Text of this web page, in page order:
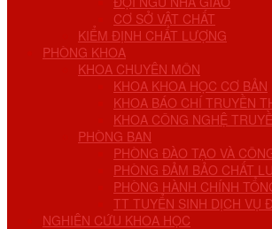
CƠ SỞ VẬT CHẤT
KIỂM ĐỊNH CHẤT LƯỢNG
PHÒNG KHOA
KHOA CHUYÊN MÔN
KHOA KHOA HỌC CƠ BẢN
KHOA BÁO CHÍ TRUYỀN
KHOA CÔNG NGHỆ
PHÒNG BAN
PHÒNG ĐÀO TẠO VÀ
PHÒNG ĐẢM BẢO CHẤT
PHÒNG HÀNH CHÍNH
TT TUYỂN SINH DỊCH VỤ
NGHIÊN CỨU KHOA HỌC